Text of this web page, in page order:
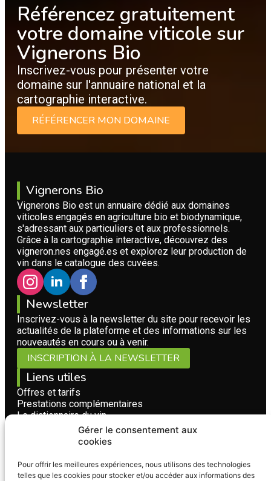
Gérer le consentement aux
cookies
Pour offrir les meilleures expériences, nous utilisons des technologies
telles que les cookies pour stocker et/ou accéder aux informations des
Référencez gratuitement
votre domaine viticole sur
Vignerons Bio
Inscrivez-vous pour présenter votre
domaine sur l'annuaire national et la
cartographie interactive.
RÉFÉRENCER MON DOMAINE
Vignerons Bio
Vignerons Bio est un annuaire dédié aux domaines
viticoles engagés en agriculture bio et biodynamique,
s'adressant aux particuliers et aux professionnels.
Grâce à la cartographie interactive, découvrez des
vigneron.nes engagé.es et explorez leur production de
vin dans le catalogue des cuvées.
Newsletter
Inscrivez-vous à la newsletter du site pour recevoir les
actualités de la plateforme et des informations sur les
nouveautés en cours ou à venir.
INSCRIPTION À LA NEWSLETTER
Liens utiles
Offres et tarifs
Prestations complémentaires
Le dictionnaire du vin
Questions fréquentes
Conditions Générales d'Utilisation
Pour toute question, suggestion ou collaboration